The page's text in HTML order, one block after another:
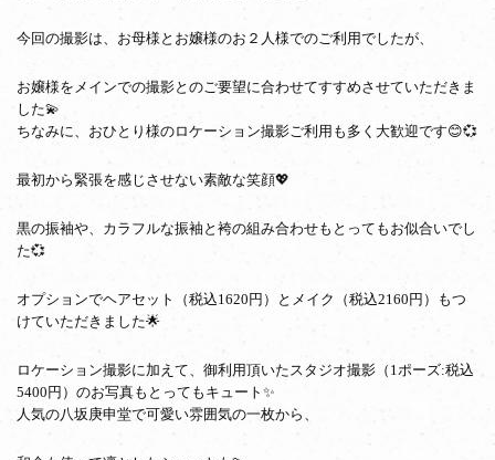
今回の撮影は、お母様とお嬢様のお２人様でのご利用でしたが、
お嬢様をメインでの撮影とのご要望に合わせてすすめさせていただきま
した💫
ちなみに、おひとり様のロケーション撮影ご利用も多く大歓迎です😊💞
最初から緊張を感じさせない素敵な笑顔💖
黒の振袖や、カラフルな振袖と袴の組み合わせもとってもお似合いでし
た💞
オプションでヘアセット（税込1620円）とメイク（税込2160円）もつ
けていただきました🌟
ロケーション撮影に加えて、御利用頂いたスタジオ撮影（1ポーズ:税込
5400円）のお写真もとってもキュート✨
人気の八坂庚申堂で可愛い雰囲気の一枚から、